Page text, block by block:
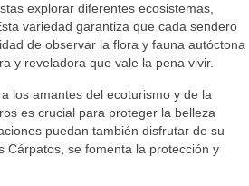
explorar diferentes ecosistemas,
variedad garantiza que cada sendero
de observar la flora y fauna autóctona
y reveladora que vale la pena vivir.
los amantes del ecoturismo y de la
es crucial para proteger la belleza
puedan también disfrutar de su
Cárpatos, se fomenta la protección y